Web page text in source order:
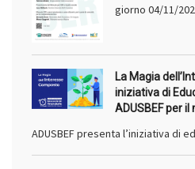
giorno 04/11/
La Magia
iniziativa di
ADUSBEF per
ADUSBEF presenta l’iniziativa di